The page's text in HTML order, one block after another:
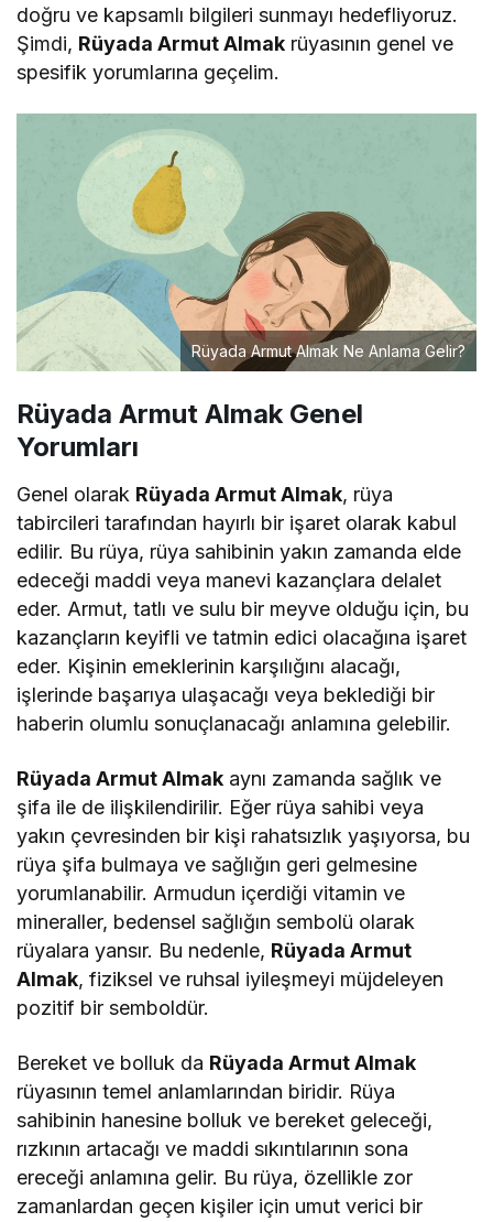
doğru ve kapsamlı bilgileri sunmayı hedefliyoruz.
Şimdi, Rüyada Armut Almak rüyasının genel ve
spesifik yorumlarına geçelim.
Rüyada Armut Almak Ne Anlama Gelir?
Rüyada Armut Almak Genel
Yorumları
Genel olarak Rüyada Armut Almak, rüya
tabircileri tarafından hayırlı bir işaret olarak kabul
edilir. Bu rüya, rüya sahibinin yakın zamanda elde
edeceği maddi veya manevi kazançlara delalet
eder. Armut, tatlı ve sulu bir meyve olduğu için, bu
kazançların keyifli ve tatmin edici olacağına işaret
eder. Kişinin emeklerinin karşılığını alacağı,
işlerinde başarıya ulaşacağı veya beklediği bir
haberin olumlu sonuçlanacağı anlamına gelebilir.
Rüyada Armut Almak aynı zamanda sağlık ve
şifa ile de ilişkilendirilir. Eğer rüya sahibi veya
yakın çevresinden bir kişi rahatsızlık yaşıyorsa, bu
rüya şifa bulmaya ve sağlığın geri gelmesine
yorumlanabilir. Armudun içerdiği vitamin ve
mineraller, bedensel sağlığın sembolü olarak
rüyalara yansır. Bu nedenle, Rüyada Armut
Almak, fiziksel ve ruhsal iyileşmeyi müjdeleyen
pozitif bir semboldür.
Bereket ve bolluk da Rüyada Armut Almak
rüyasının temel anlamlarından biridir. Rüya
sahibinin hanesine bolluk ve bereket geleceği,
rızkının artacağı ve maddi sıkıntılarının sona
ereceği anlamına gelir. Bu rüya, özellikle zor
zamanlardan geçen kişiler için umut verici bir